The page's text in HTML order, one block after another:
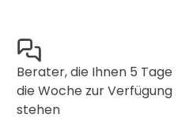
Berater, die Ihnen 5 Tage
die Woche zur Verfügung
stehen